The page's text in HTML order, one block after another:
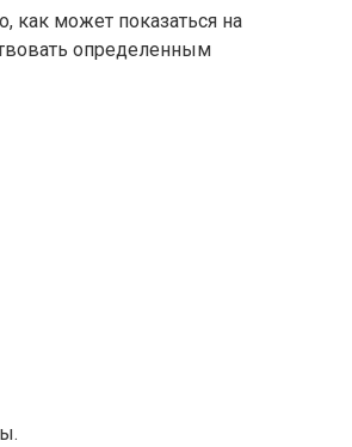
как может показаться на
определенным